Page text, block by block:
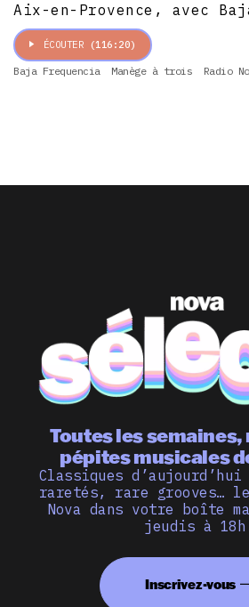
Aix-en-Provence, avec
ÉCOUTER (116:20)
Baja Frequencia Manège à trois Radio
Toutes les semaines,
pépites musicales
Classiques
raretés, rare grooves… le
Nova dans votre boîte
jeudis à
Inscrivez-vous